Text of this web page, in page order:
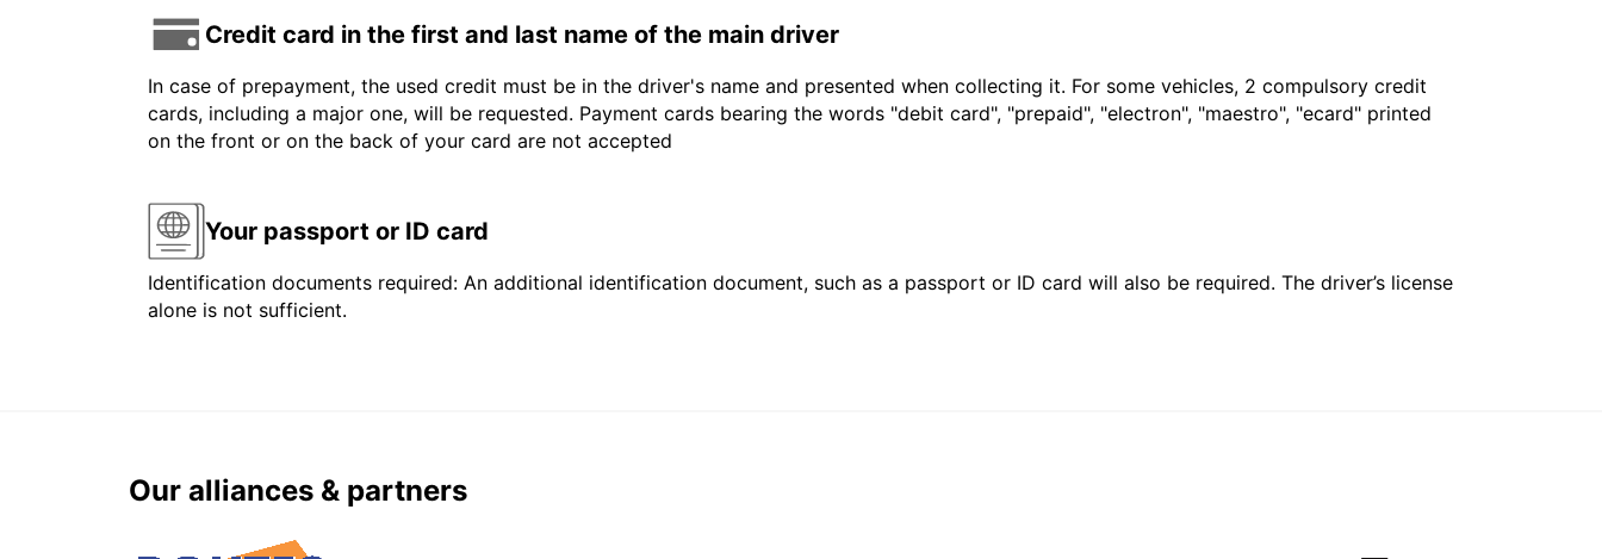
Credit card in the first and last name of the main driver
In case of prepayment, the used credit must be in the driver's name and presented when collecting it. For some vehicles, 2 compulsory credit
cards, including a major one, will be requested. Payment cards bearing the words "debit card", "prepaid", "electron", "maestro", "ecard" printed
on the front or on the back of your card are not accepted
Your passport or ID card
Identification documents required: An additional identification document, such as a passport or ID card will also be required. The driver’s license
alone is not sufficient.
Our alliances & partners